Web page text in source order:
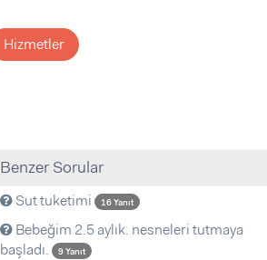
Hizmetler
Benzer Sorular
Sut tuketimi 16 Yanıt
Bebeğim 2.5 aylık. nesneleri tutmaya
başladı.
9 Yanıt